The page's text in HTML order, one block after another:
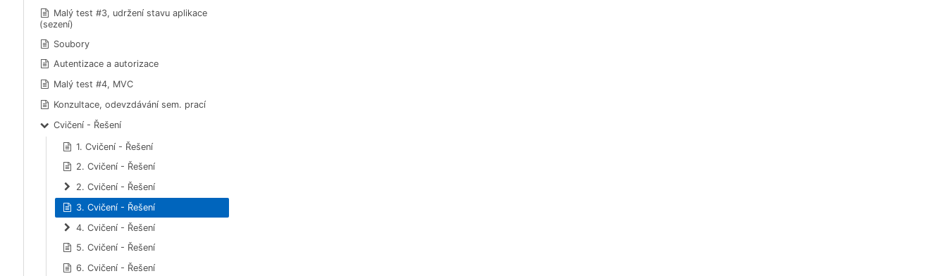
Malý test #3, udržení stavu aplikace
(sezení)
Soubory
Autentizace a autorizace
Malý test #4, MVC
Konzultace, odevzdávání sem. prací
Cvičení - Řešení
1. Cvičení - Řešení
2. Cvičení - Řešení
2. Cvičení - Řešení
3. Cvičení - Řešení
4. Cvičení - Řešení
5. Cvičení - Řešení
6. Cvičení - Řešení